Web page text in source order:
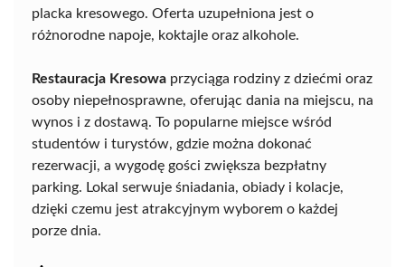
placka kresowego. Oferta uzupełniona jest o
różnorodne napoje, koktajle oraz alkohole.
Restauracja Kresowa przyciąga rodziny z dziećmi oraz
osoby niepełnosprawne, oferując dania na miejscu, na
wynos i z dostawą. To popularne miejsce wśród
studentów i turystów, gdzie można dokonać
rezerwacji, a wygodę gości zwiększa bezpłatny
parking. Lokal serwuje śniadania, obiady i kolacje,
dzięki czemu jest atrakcyjnym wyborem o każdej
porze dnia.